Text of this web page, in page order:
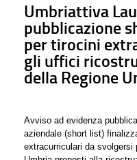
Umbriattiva
pubblicazione
per tirocini
gli uffici
della Regione
Avviso ad evidenza
aziendale (short list)
extracurriculari da